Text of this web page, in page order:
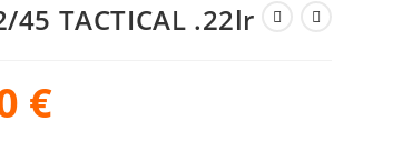
45 TACTICAL .22lr
€